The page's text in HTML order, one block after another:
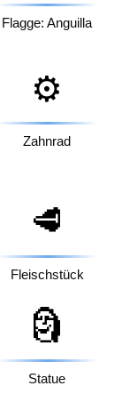
Flagge: Anguilla
⚙️
Zahnrad
🥩
Fleischstück
🗿
Statue